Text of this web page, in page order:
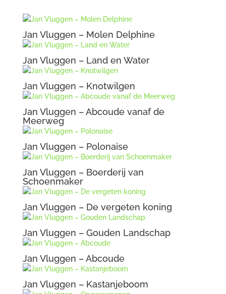
Jan Vluggen – Molen Delphine
Jan Vluggen – Land en Water
Jan Vluggen – Knotwilgen
Jan Vluggen – Abcoude vanaf de
Meerweg
Jan Vluggen – Polonaise
Jan Vluggen – Boerderij van
Schoenmaker
Jan Vluggen – De vergeten koning
Jan Vluggen – Gouden Landschap
Jan Vluggen – Abcoude
Jan Vluggen – Kastanjeboom